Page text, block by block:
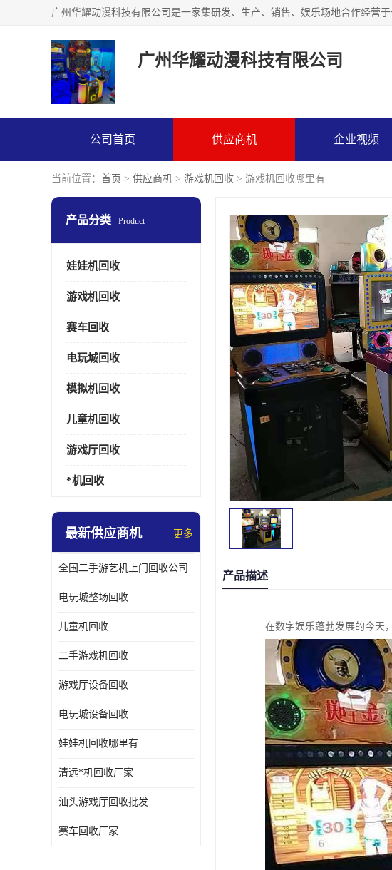
广州华耀动漫科技有限公司
公司首页 供应商机 企业视频
当前位置： 首页 > 供应商机 > 游戏机回收 > 游戏机回收哪里有
产品分类 Product
娃娃机回收
游戏机回收
赛车回收
电玩城回收
模拟机回收
儿童机回收
游戏厅回收
*机回收
最新供应商机 更多
全国二手游艺机上门回收公司
电玩城整场回收
儿童机回收
二手游戏机回收
游戏厅设备回收
电玩城设备回收
娃娃机回收哪里有
清远*机回收厂家
汕头游戏厅回收批发
赛车回收厂家
产品描述
在数字娱乐蓬勃发展的今天